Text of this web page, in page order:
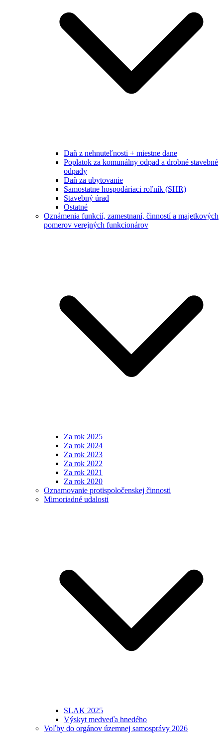
Daň z nehnuteľnosti + miestne dane
Poplatok za komunálny odpad a drobné stavebné
odpady
Daň za ubytovanie
Samostatne hospodáriaci roľník (SHR)
Stavebný úrad
Ostatné
Oznámenia funkcií, zamestnaní, činností a majetkových
pomerov verejných funkcionárov
Za rok 2025
Za rok 2024
Za rok 2023
Za rok 2022
Za rok 2021
Za rok 2020
Oznamovanie protispoločenskej činnosti
Mimoriadné udalosti
SLAK 2025
Výskyt medveďa hnedého
Voľby do orgánov územnej samosprávy 2026